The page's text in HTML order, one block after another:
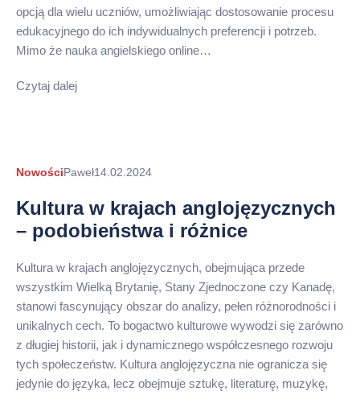
opcją dla wielu uczniów, umożliwiając dostosowanie procesu
edukacyjnego do ich indywidualnych preferencji i potrzeb.
Mimo że nauka angielskiego online…
Czytaj dalej
NowościAutor
Paweł14.02.2024
Kultura w krajach anglojęzycznych
– podobieństwa i różnice
Kultura w krajach anglojęzycznych, obejmująca przede
wszystkim Wielką Brytanię, Stany Zjednoczone czy Kanadę,
stanowi fascynujący obszar do analizy, pełen różnorodności i
unikalnych cech. To bogactwo kulturowe wywodzi się zarówno
z długiej historii, jak i dynamicznego współczesnego rozwoju
tych społeczeństw. Kultura anglojęzyczna nie ogranicza się
jedynie do języka, lecz obejmuje sztukę, literaturę, muzykę,